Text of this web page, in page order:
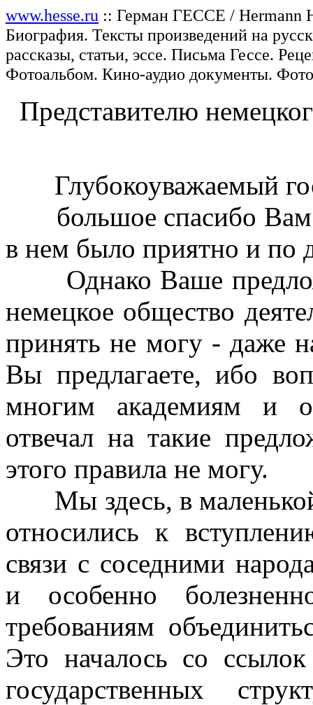
www.hesse.ru :: Герман ГЕССЕ / Hermann
Биография. Тексты произведений на
рассказы, статьи, эссе. Письма Гессе.
Фотоальбом. Кино-аудио документы.
Представителю
Глубокоуважаемый
большое спасибо Вам
в нем было приятно и по
Однако Ваше
немецкое общество
принять не могу - даже
Вы предлагаете, ибо
многим академиям и
отвечал на такие
этого правила не могу.
Мы здесь, в
относились к
связи с соседними
и особенно
требованиям
Это началось со
государственных